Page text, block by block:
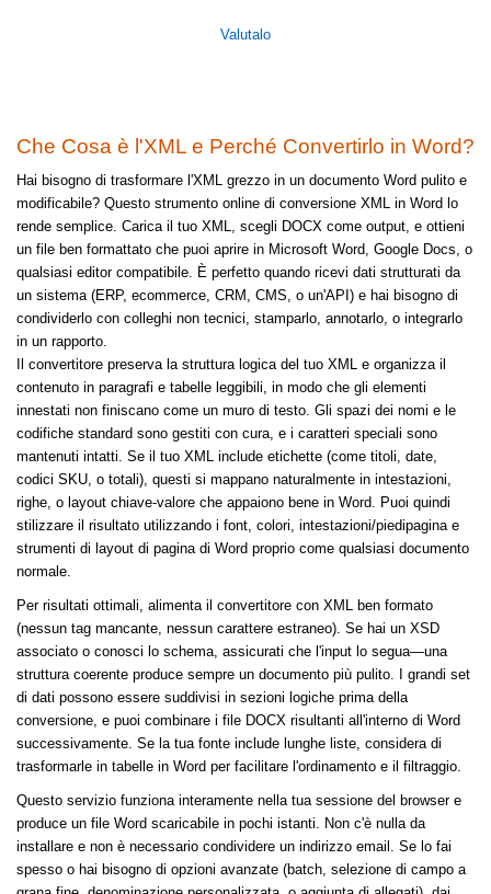
Valutalo
Che Cosa è l'XML e Perché Convertirlo in Word?
Hai bisogno di trasformare l'XML grezzo in un documento Word pulito e
modificabile? Questo strumento online di conversione XML in Word lo
rende semplice. Carica il tuo XML, scegli DOCX come output, e ottieni
un file ben formattato che puoi aprire in Microsoft Word, Google Docs, o
qualsiasi editor compatibile. È perfetto quando ricevi dati strutturati da
un sistema (ERP, ecommerce, CRM, CMS, o un'API) e hai bisogno di
condividerlo con colleghi non tecnici, stamparlo, annotarlo, o integrarlo
in un rapporto.
Il convertitore preserva la struttura logica del tuo XML e organizza il
contenuto in paragrafi e tabelle leggibili, in modo che gli elementi
innestati non finiscano come un muro di testo. Gli spazi dei nomi e le
codifiche standard sono gestiti con cura, e i caratteri speciali sono
mantenuti intatti. Se il tuo XML include etichette (come titoli, date,
codici SKU, o totali), questi si mappano naturalmente in intestazioni,
righe, o layout chiave-valore che appaiono bene in Word. Puoi quindi
stilizzare il risultato utilizzando i font, colori, intestazioni/piedipagina e
strumenti di layout di pagina di Word proprio come qualsiasi documento
normale.
Per risultati ottimali, alimenta il convertitore con XML ben formato
(nessun tag mancante, nessun carattere estraneo). Se hai un XSD
associato o conosci lo schema, assicurati che l'input lo segua—una
struttura coerente produce sempre un documento più pulito. I grandi set
di dati possono essere suddivisi in sezioni logiche prima della
conversione, e puoi combinare i file DOCX risultanti all'interno di Word
successivamente. Se la tua fonte include lunghe liste, considera di
trasformarle in tabelle in Word per facilitare l'ordinamento e il filtraggio.
Questo servizio funziona interamente nella tua sessione del browser e
produce un file Word scaricabile in pochi istanti. Non c'è nulla da
installare e non è necessario condividere un indirizzo email. Se lo fai
spesso o hai bisogno di opzioni avanzate (batch, selezione di campo a